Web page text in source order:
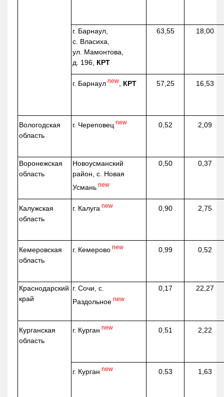
г. Барнаул,
с. Власиха,
ул. Мамонтова,
д. 196, КРТ
63,55 18,00
г. Барнаул new КРТ 57,25 16,53
Вологодская
область
г. Череповец new 0,52 2,09
Воронежская
область
Новоусманский
район, с. Новая
Усмань new
0,50 0,37
Калужская
область
г. Калуга new 0,90 2,75
Кемеровская
область
г. Кемерово new 0,99 0,52
Краснодарский
край
г. Сочи, с.
Раздольное new
0,17 22,27
Курганская
область
г. Курган new 0,51 2,22
г. Курган new 0,53 1,63